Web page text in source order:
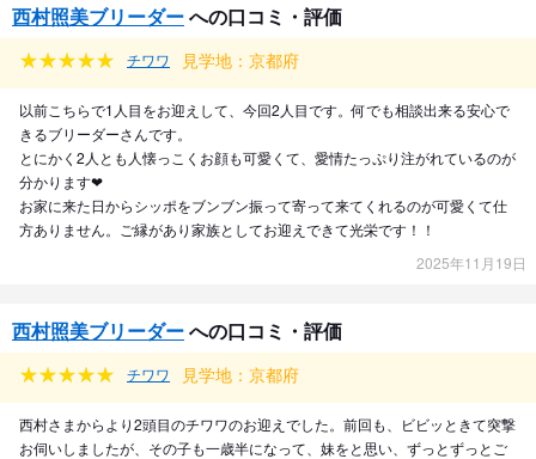
西村照美ブリーダーへの口コミ・評価
チワワ 見学地：京都府
以前こちらで1人目をお迎えして、今回2人目です。何でも相談出来る安心で
きるブリーダーさんです。
とにかく2人とも人懐っこくお顔も可愛くて、愛情たっぷり注がれているのが
分かります❤︎
お家に来た日からシッポをブンブン振って寄って来てくれるのが可愛くて仕
方ありません。ご縁があり家族としてお迎えできて光栄です！！
2025年11月19日
西村照美ブリーダーへの口コミ・評価
チワワ 見学地：京都府
西村さまからより2頭目のチワワのお迎えでした。前回も、ビビッときて突撃
お伺いしましたが、その子も一歳半になって、妹をと思い、ずっとずっとご